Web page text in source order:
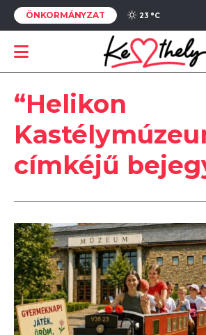
ÖNKORMÁNYZAT 23 °C
“Helikon
címkéjű